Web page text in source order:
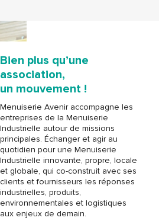
Bien plus qu’une
association,
un mouvement !
Menuiserie Avenir accompagne les
entreprises de la Menuiserie
Industrielle autour de missions
principales. Échanger et agir au
quotidien pour une Menuiserie
Industrielle innovante, propre, locale
et globale, qui co-construit avec ses
clients et fournisseurs les réponses
industrielles, produits,
environnementales et logistiques
aux enjeux de demain.